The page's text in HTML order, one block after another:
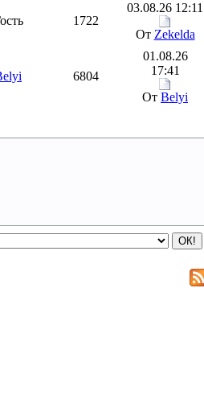
1722
03.08.26 12:11
От Zekelda
6804
01.08.26
17:41
От Belyi